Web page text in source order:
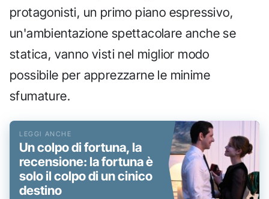
protagonisti, un primo piano espressivo,
un'ambientazione spettacolare anche se
statica, vanno visti nel miglior modo
possibile per apprezzarne le minime
sfumature.
Un colpo di fortuna, la
recensione: la fortuna è
solo il colpo di un cinico
destino